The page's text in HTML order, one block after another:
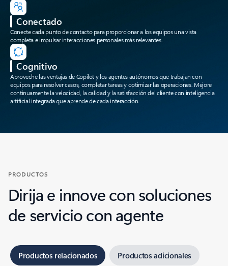
Conectado
Conecte cada punto de contacto para proporcionar a los equipos una vista
completa e impulsar interacciones personales más relevantes.
Cognitivo
Aproveche las ventajas de Copilot y los agentes autónomos que trabajan con
equipos para resolver casos, completar tareas y optimizar las operaciones. Mejore
continuamente la velocidad, la calidad y la satisfacción del cliente con inteligencia
artificial integrada que aprende de cada interacción.
PRODUCTOS
Dirija e innove con soluciones
de servicio con agente
Productos relacionados Productos adicionales